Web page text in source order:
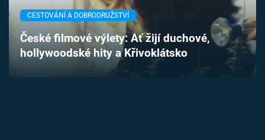
Časopis
Sledujte prima+
CESTOVÁNÍ A DOBRODRUŽSTVÍ
České filmové výlety: Ať žijí duchové,
hollywoodské hity a Křivoklátsko